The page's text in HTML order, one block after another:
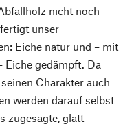
nicht noch
unser
Eiche natur und – mit
Eiche gedämpft. Da
Charakter auch
werden darauf selbst
zugesägte, glatt